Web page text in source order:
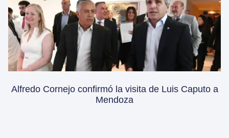
Alfredo Cornejo confirmó la visita de Luis Caputo a
Mendoza